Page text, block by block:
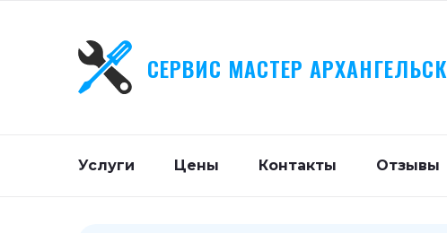
СЕРВИС МАСТЕР АРХАНГЕЛЬСК
Услуги Цены Контакты Отзывы